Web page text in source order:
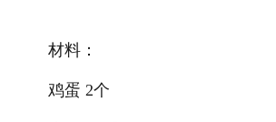
材料：
鸡蛋 2个